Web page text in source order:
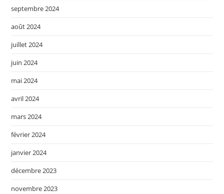
septembre 2024
août 2024
juillet 2024
juin 2024
mai 2024
avril 2024
mars 2024
février 2024
janvier 2024
décembre 2023
novembre 2023